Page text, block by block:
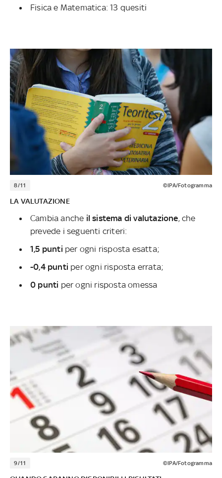
Fisica e Matematica: 13 quesiti
8/11 ©IPA/Fotogramma
LA VALUTAZIONE
Cambia anche il sistema di valutazione, che
prevede i seguenti criteri:
1,5 punti per ogni risposta esatta;
-0,4 punti per ogni risposta errata;
0 punti per ogni risposta omessa
9/11 ©IPA/Fotogramma